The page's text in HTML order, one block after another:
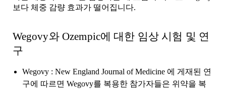
보다 체중 감량 효과가 떨어집니다.
Wegovy와 Ozempic에 대한 임상 시험 및 연
구
Wegovy: New England Journal of Medicine 에 게재된 연
구에 따르면 Wegovy를 복용한 참가자들은 위약을 복